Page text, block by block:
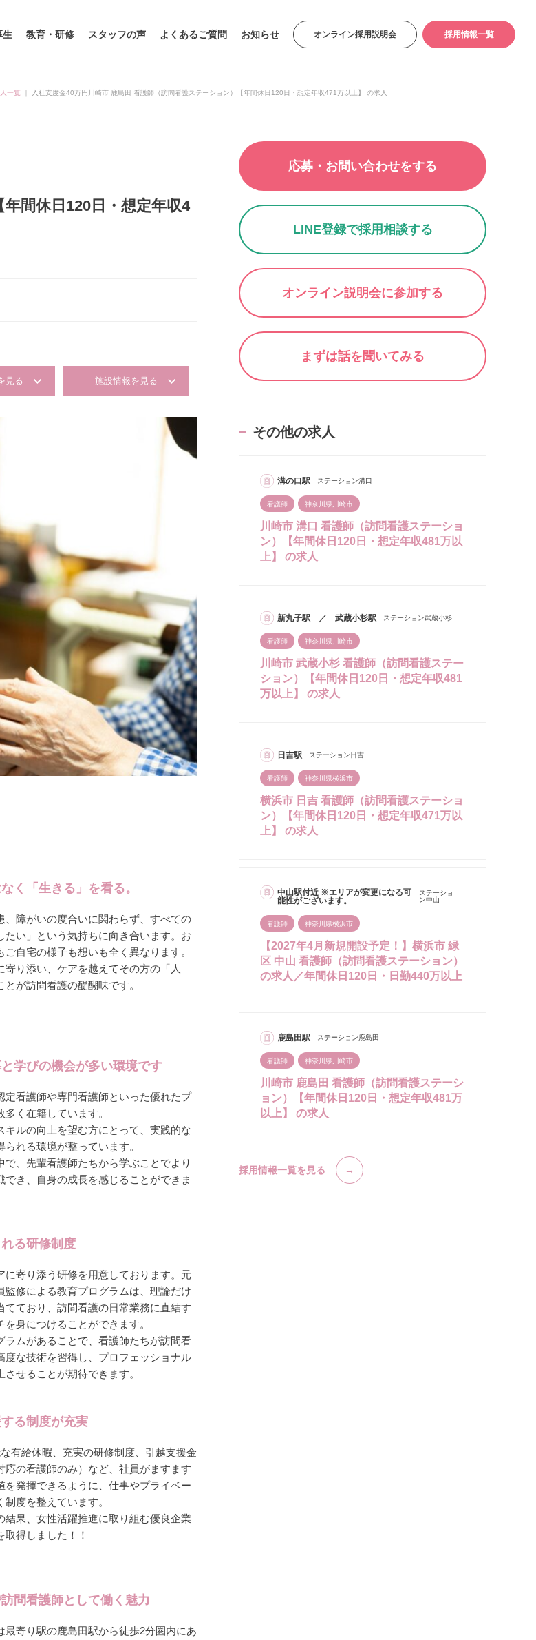
生 教育・研修 スタッフの声 よくあるご質問 お知らせ オンライン採用説明会 採用情報一覧
一覧 入社支度金40万円川崎市 鹿島田 看護師（訪問看護ステーション）【年間休日120日・想定年収471万以上】 の求人
間休日120日・想定年収4
見る 施設情報を見る
く「生きる」を看る。
、障がいの度合いに関わらず、すべての
たい」という気持ちに向き合います。お
自宅の様子も想いも全く異なります。
寄り添い、ケアを越えてその方の「人
が訪問看護の醍醐味です。
学びの機会が多い環境です
定看護師や専門看護師といった優れたプ
く在籍しています。
キルの向上を望む方にとって、実践的な
れる環境が整っています。
で、先輩看護師たちから学ぶことでより
でき、自身の成長を感じることができま
る研修制度
に寄り添う研修を用意しております。元
監修による教育プログラムは、理論だけ
てており、訪問看護の日常業務に直結す
身につけることができます。
ラムがあることで、看護師たちが訪問看
度な技術を習得し、プロフェッショナル
せることが期待できます。
る制度が充実
有給休暇、充実の研修制度、引越支援金
の看護師のみ）など、社員がますます
を発揮できるように、仕事やプライベー
制度を整えています。
結果、女性活躍推進に取り組む優良企業
取得しました！！
問看護師として働く魅力
最寄り駅の鹿島田駅から徒歩2分圏内にあ
応募・お問い合わせをする
LINE登録で採用相談する
オンライン説明会に参加する
まずは話を聞いてみる
その他の求人
溝の口駅 ステーション溝口
看護師 神奈川県川崎市
川崎市 溝口 看護師（訪問看護ステーショ
ン）【年間休日120日・想定年収481万以
上】 の求人
新丸子駅 ／ 武蔵小杉駅 ステーション武蔵小杉
看護師 神奈川県川崎市
川崎市 武蔵小杉 看護師（訪問看護ステー
ション）【年間休日120日・想定年収481
万以上】 の求人
日吉駅 ステーション日吉
看護師 神奈川県横浜市
横浜市 日吉 看護師（訪問看護ステーショ
ン）【年間休日120日・想定年収471万以
上】 の求人
中山駅付近 ※エリアが変更になる可
能性がございます。
ステーショ
ン中山
看護師 神奈川県横浜市
【2027年4月新規開設予定！】横浜市 緑
区 中山 看護師（訪問看護ステーション）
の求人／年間休日120日・日勤440万以上
鹿島田駅 ステーション鹿島田
看護師 神奈川県川崎市
川崎市 鹿島田 看護師（訪問看護ステーシ
ョン）【年間休日120日・想定年収481万
以上】 の求人
採用情報一覧を見る